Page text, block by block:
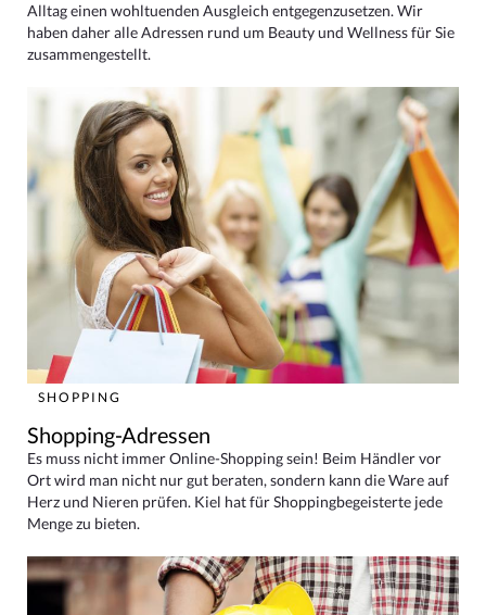
Alltag einen wohltuenden Ausgleich entgegenzusetzen. Wir
haben daher alle Adressen rund um Beauty und Wellness für Sie
zusammengestellt.
SHOPPING
Shopping-Adressen
Es muss nicht immer Online-Shopping sein! Beim Händler vor
Ort wird man nicht nur gut beraten, sondern kann die Ware auf
Herz und Nieren prüfen. Kiel hat für Shoppingbegeisterte jede
Menge zu bieten.